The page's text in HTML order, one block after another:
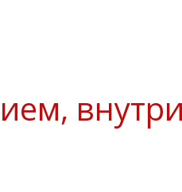
внутри